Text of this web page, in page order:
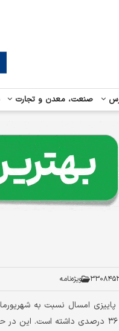
صنعت، معدن و تجارت
ویژه‌نامه
امسال نسبت به
که این معاملات نسبت به مهرماه سال ۹۵